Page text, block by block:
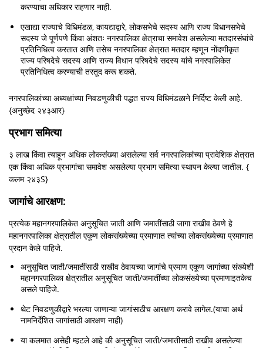
करण्याचा अधिकार राहणार नाही.
एखाद्या राज्याचे विधिमंडळ, कायद्याद्वारे, लोकसभेचे सदस्य आणि राज्य विधानसभेचे
सदस्य जे पूर्णपणे किंवा अंशतः नगरपालिका क्षेत्राचा समावेश असलेल्या मतदारसंघांचे
प्रतिनिधित्व करतात आणि तसेच नगरपालिका क्षेत्रात मतदार म्हणून नोंदणीकृत
राज्य परिषदेचे सदस्य आणि राज्य विधान परिषदेचे सदस्य यांचे नगरपालिकेत
प्रतिनिधित्व करण्याची तरतूद करू शकते.
नगरपालिकांच्या अध्यक्षांच्या निवडणुकीची पद्धत राज्य विधिमंडळाने निर्दिष्ट केली आहे.
{अनुच्छेद २४३आर}
प्रभाग समित्या
३ लाख किंवा त्याहून अधिक लोकसंख्या असलेल्या सर्व नगरपालिकांच्या प्रादेशिक क्षेत्रात
एक किंवा अधिक प्रभागांचा समावेश असलेल्या प्रभाग समित्या स्थापन केल्या जातील. {
कलम २४३S}
जागांचे आरक्षण:
प्रत्येक महानगरपालिकेत अनुसूचित जाती आणि जमातींसाठी जागा राखीव ठेवणे हे
महानगरपालिका क्षेत्रातील एकूण लोकसंख्येच्या प्रमाणात त्यांच्या लोकसंख्येच्या प्रमाणात
प्रदान केले पाहिजे.
अनुसूचित जाती/जमातींसाठी राखीव ठेवायच्या जागांचे प्रमाण एकूण जागांच्या संख्येशी
महानगरपालिका क्षेत्रातील अनुसूचित जाती/जमातींच्या लोकसंख्येच्या प्रमाणाइतकेच
असले पाहिजे.
थेट निवडणुकीद्वारे भरल्या जाणाऱ्या जागांसाठीच आरक्षण करावे लागेल.(याचा अर्थ
नामनिर्देशित जागांसाठी आरक्षण नाही)
या कलमात असेही म्हटले आहे की अनुसूचित जाती/जमातीसाठी राखीव असलेल्या